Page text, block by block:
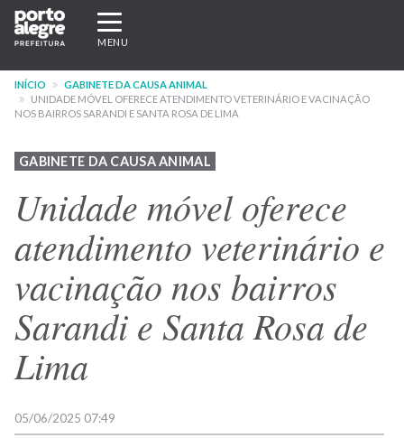
Pular
para
conteúdo
principal
Expandir/recolher
navegação
MENU
INÍCIO
GABINETE DA CAUSA ANIMAL
UNIDADE MÓVEL OFERECE ATENDIMENTO VETERINÁRIO E VACINAÇÃO
NOS BAIRROS SARANDI E SANTA ROSA DE LIMA
GABINETE DA CAUSA ANIMAL
Unidade móvel oferece
atendimento veterinário e
vacinação nos bairros
Sarandi e Santa Rosa de
Lima
05/06/2025 07:49